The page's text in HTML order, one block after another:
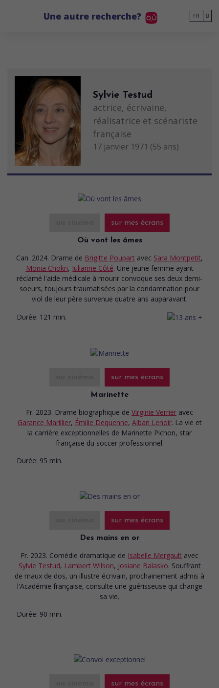
Une autre recherche? FR
Sylvie Testud
actrice, écrivaine,
réalisatrice et scénariste
française
17 janvier 1971 (55 ans)
sur mes écrans
Où vont les âmes
Can. 2024. Drame de Brigitte Poupart avec Sara Montpetit,
Monia Chokri, Julianne Côté. Une jeune femme ayant
réclamé l'aide médicale à mourir convoque ses deux demi-
soeurs, toujours traumatisées par la condamnation pour
viol de leur père survenue quatre ans auparavant.
Durée: 121 min.
sur mes écrans
Marinette
Fr. 2023. Drame biographique de Virginie Verrier avec
Garance Marillier, Émilie Dequenne, Alban Lenoir. La vie et
la carrière exceptionnelles de Marinette Pichon, star
française du soccer professionnel.
Durée: 95 min.
sur mes écrans
Des mains en or
Fr. 2023. Comédie dramatique de Isabelle Mergault avec
Sylvie Testud, Lambert Wilson, Josiane Balasko. Souffrant
de maux de dos, un illustre écrivain, prochainement admis à
l'Académie française, consulte une guérisseuse qui change
sa vie.
Durée: 90 min.
sur mes écrans